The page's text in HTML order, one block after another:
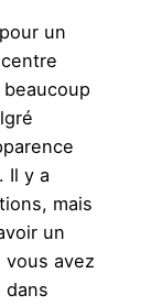
un
Il y a
mais
un
vous avez
dans